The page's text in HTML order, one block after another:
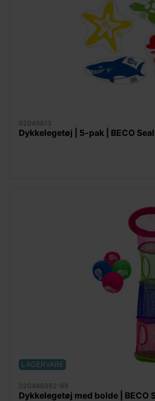
02049613
Dykkelegetøj | 5-pak | BECO
LAGERVARE
020496062-99
Dykkelegetøj med bolde | BECO